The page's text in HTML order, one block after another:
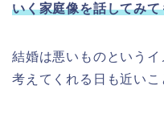
いく家庭像を話してみ
結婚は悪いものという
考えてくれる日も近いこ